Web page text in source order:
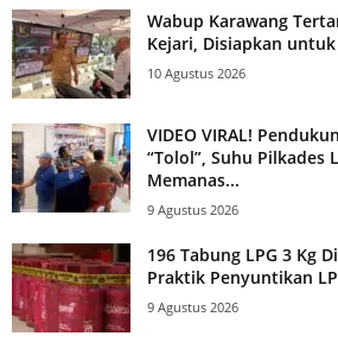
Wabup Karawang
Kejari, Disiapkan
10 Agustus 2026
VIDEO VIRAL!
“Tolol”, Suhu Pilkades
Memanas...
9 Agustus 2026
196 Tabung LPG 3 Kg
Praktik Penyuntikan
9 Agustus 2026